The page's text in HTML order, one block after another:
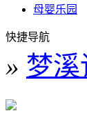
母婴乐园
快捷导航
» 梦溪